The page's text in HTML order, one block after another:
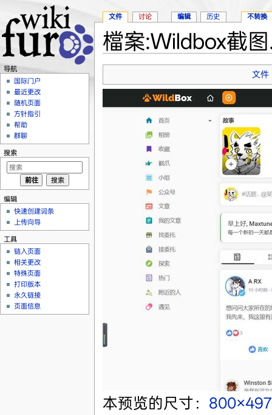
檔案:Wildbox截
文件
本预览的尺寸：
文件 讨论 编辑 历史 不转换
导航
国际门户
最近更改
随机页面
方针指引
帮助
群聊
搜索
编辑
快速创建词条
上传向导
工具
链入页面
相关更改
特殊页面
打印版本
永久链接
页面信息